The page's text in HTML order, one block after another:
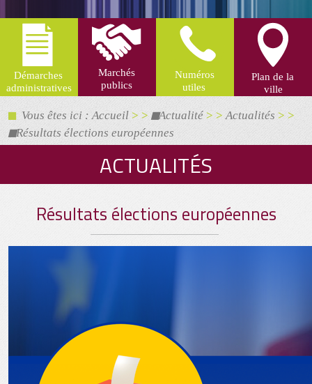
Vous êtes ici : Accueil > > Actualité > >Actualités > >
Résultats élections européennes
ACTUALITÉS
Résultats élections européennes